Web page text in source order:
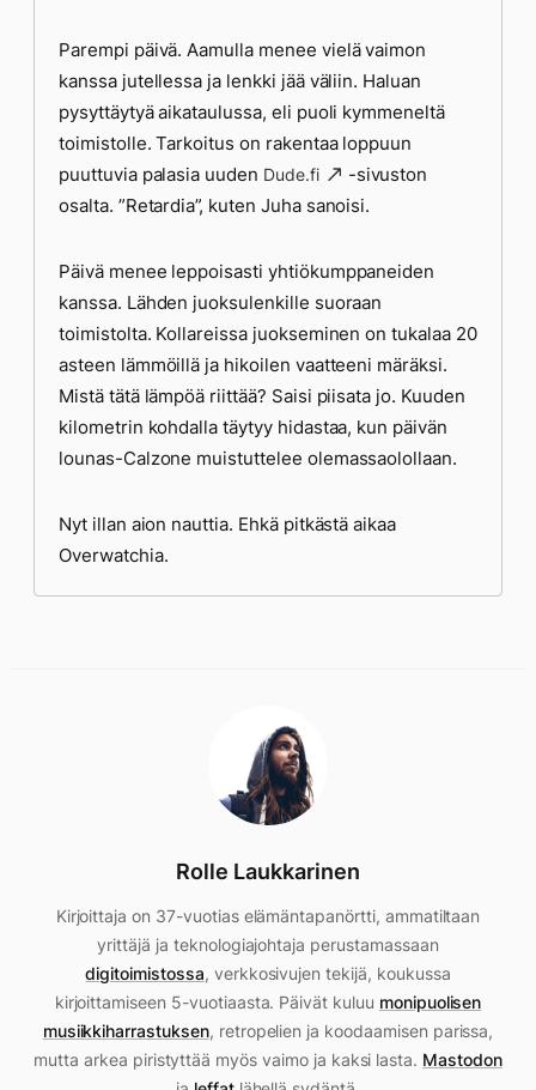
Parempi päivä. Aamulla menee vielä vaimon
kanssa jutellessa ja lenkki jää väliin. Haluan
pysyttäytyä aikataulussa, eli puoli kymmeneltä
toimistolle. Tarkoitus on rakentaa loppuun
puuttuvia palasia uuden Dude.fi
-sivuston
osalta. ”Retardia”, kuten Juha sanoisi.
Päivä menee leppoisasti yhtiökumppaneiden
kanssa. Lähden juoksulenkille suoraan
toimistolta. Kollareissa juokseminen on tukalaa 20
asteen lämmöillä ja hikoilen vaatteeni märäksi.
Mistä tätä lämpöä riittää? Saisi piisata jo. Kuuden
kilometrin kohdalla täytyy hidastaa, kun päivän
lounas-Calzone muistuttelee olemassaolollaan.
Nyt illan aion nauttia. Ehkä pitkästä aikaa
Overwatchia.
Rolle Laukkarinen
Kirjoittaja on 37-vuotias elämäntapanörtti, ammatiltaan
yrittäjä ja teknologiajohtaja perustamassaan
digitoimistossa, verkkosivujen tekijä, koukussa
kirjoittamiseen 5-vuotiaasta. Päivät kuluu monipuolisen
musiikkiharrastuksen, retropelien ja koodaamisen parissa,
mutta arkea piristyttää myös vaimo ja kaksi lasta. Mastodon